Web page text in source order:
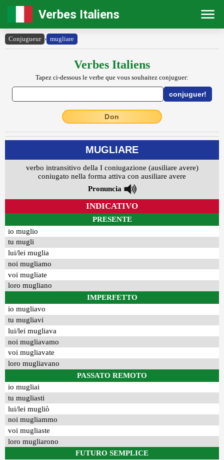
Verbes Italiens
Conjugueur › mugliare
Verbes Italiens
Tapez ci-dessous le verbe que vous souhaitez conjuguer:
Don
MUGLIARE
verbo intransitivo della I coniugazione (ausiliare avere)
coniugato nella forma attiva con ausiliare avere
Pronuncia
INDICATIVO
PRESENTE
io muglio
tu mugli
lui/lei muglia
noi mugliamo
voi mugliate
loro mugliano
IMPERFETTO
io mugliavo
tu mugliavi
lui/lei mugliava
noi mugliavamo
voi mugliavate
loro mugliavano
PASSATO REMOTO
io mugliai
tu mugliasti
lui/lei mugliò
noi mugliammo
voi mugliaste
loro mugliarono
FUTURO SEMPLICE